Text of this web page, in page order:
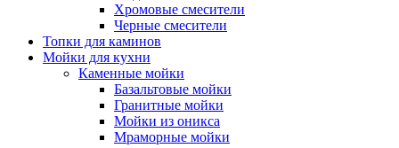
Хромовые смесители
Черные смесители
Топки для каминов
Мойки для кухни
Каменные мойки
Базальтовые мойки
Гранитные мойки
Мойки из оникса
Мраморные мойки